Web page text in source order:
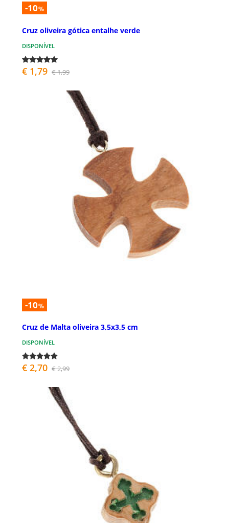
-10%
Cruz oliveira gótica entalhe verde
DISPONÍVEL
€ 1,79 € 1,99
-10%
Cruz de Malta oliveira 3,5x3,5 cm
DISPONÍVEL
€ 2,70 € 2,99